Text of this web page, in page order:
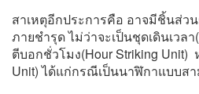
สาเหตุอีกประการคือ อาจมีชิ้นส่ว
ภายชำรุด ไม่ว่าจะเป็นชุดเดินเวล
ตีบอกชั่วโมง(Hour Striking Unit)
Unit) ได้แก่กรณีเป็นนาฬิกาแบบส